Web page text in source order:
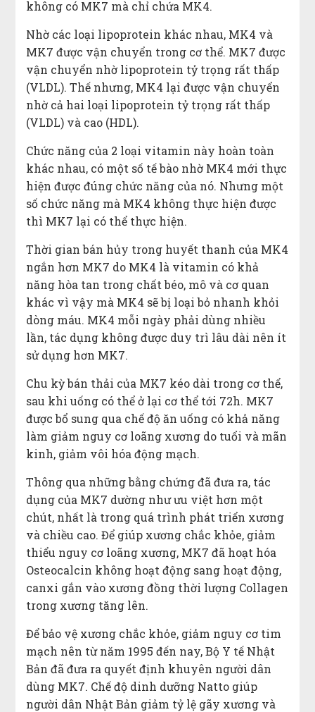
không có MK7 mà chỉ chứa MK4.
Nhờ các loại lipoprotein khác nhau, MK4 và
MK7 được vận chuyển trong cơ thể. MK7 được
vận chuyển nhờ lipoprotein tỷ trọng rất thấp
(VLDL). Thế nhưng, MK4 lại được vận chuyển
nhờ cả hai loại lipoprotein tỷ trọng rất thấp
(VLDL) và cao (HDL).
Chức năng của 2 loại vitamin này hoàn toàn
khác nhau, có một số tế bào nhờ MK4 mới thực
hiện được đúng chức năng của nó. Nhưng một
số chức năng mà MK4 không thực hiện được
thì MK7 lại có thể thực hiện.
Thời gian bán hủy trong huyết thanh của MK4
ngắn hơn MK7 do MK4 là vitamin có khả
năng hòa tan trong chất béo, mô và cơ quan
khác vì vậy mà MK4 sẽ bị loại bỏ nhanh khỏi
dòng máu. MK4 mỗi ngày phải dùng nhiều
lần, tác dụng không được duy trì lâu dài nên ít
sử dụng hơn MK7.
Chu kỳ bán thải của MK7 kéo dài trong cơ thể,
sau khi uống có thể ở lại cơ thể tới 72h. MK7
được bổ sung qua chế độ ăn uống có khả năng
làm giảm nguy cơ loãng xương do tuổi và mãn
kinh, giảm vôi hóa động mạch.
Thông qua những bằng chứng đã đưa ra, tác
dụng của MK7 dường như ưu việt hơn một
chút, nhất là trong quá trình phát triển xương
và chiều cao. Để giúp xương chắc khỏe, giảm
thiểu nguy cơ loãng xương, MK7 đã hoạt hóa
Osteocalcin không hoạt động sang hoạt động,
canxi gắn vào xương đồng thời lượng Collagen
trong xương tăng lên.
Để bảo vệ xương chắc khỏe, giảm nguy cơ tim
mạch nên từ năm 1995 đến nay, Bộ Y tế Nhật
Bản đã đưa ra quyết định khuyên người dân
dùng MK7. Chế độ dinh dưỡng Natto giúp
người dân Nhật Bản giảm tỷ lệ gãy xương và